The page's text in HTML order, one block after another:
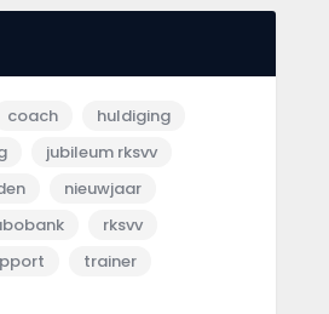
coach
huldiging
jubileum rksvv
nieuwjaar
rksvv
trainer